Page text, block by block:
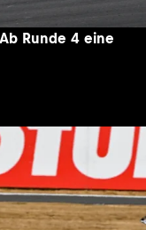
Runde 4 eine